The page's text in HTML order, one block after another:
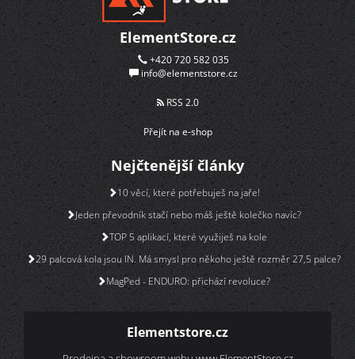
ElementStore.cz
+420 720 582 035
info@elementstore.cz
RSS 2.0
Přejít na e-shop
Nejčtenější články
10 věcí, které potřebuješ na jaře!
Jeden převodník stačí nebo máš ještě kolečko navíc?
TOP 5 aplikací, které využiješ na kole
29 palcová kola jsou IN. Má smysl pro někoho ještě rozměr 27,5 palce?
MagPed - ENDURO: přichází revoluce?
Elementstore.cz